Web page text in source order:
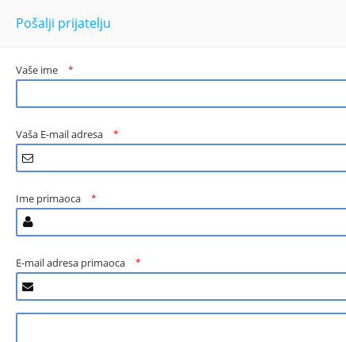
Pošalji prijatelju
Vaše ime *
Vaša E-mail adresa *
Ime primaoca *
E-mail adresa primaoca *